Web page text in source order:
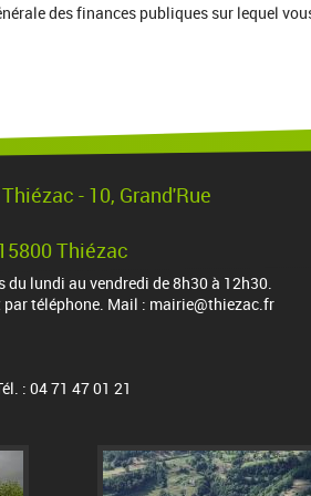
des finances publiques sur lequel
- 10, Grand'Rue
Thiézac
lundi au vendredi de 8h30 à 12h30.
par téléphone. Mail : mairie@thiezac.fr
: 04 71 47 01 21